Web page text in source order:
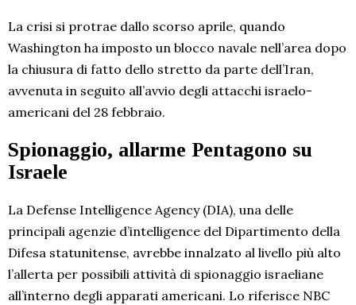
La crisi si protrae dallo scorso aprile, quando
Washington ha imposto un blocco navale nell’area dopo
la chiusura di fatto dello stretto da parte dell’Iran,
avvenuta in seguito all’avvio degli attacchi israelo-
americani del 28 febbraio.
Spionaggio, allarme Pentagono su
Israele
La Defense Intelligence Agency (DIA), una delle
principali agenzie d’intelligence del Dipartimento della
Difesa statunitense, avrebbe innalzato al livello più alto
l’allerta per possibili attività di spionaggio israeliane
all’interno degli apparati americani. Lo riferisce NBC